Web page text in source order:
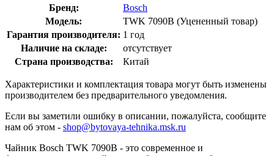
Бренд:
Bosch
Модель:
TWK 7090B (Уцененный товар)
Гарантия производителя: 1 год
Наличие на складе:
отсутствует
Страна производства:
Китай
Характеристики и комплектация товара могут быть изменены
производителем без предварительного уведомления.
Если вы заметили ошибку в описании, пожалуйста, сообщите
нам об этом - shop@bytovaya-tehnika.msk.ru
Чайник Bosch TWK 7090B - это современное и